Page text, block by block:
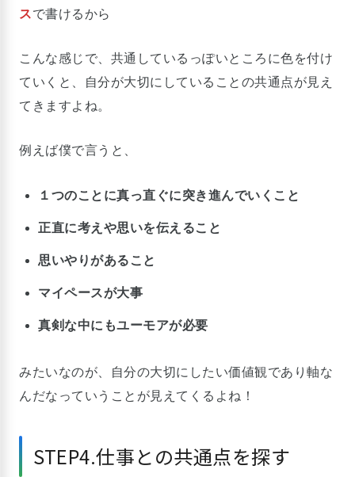
スで書けるから
こんな感じで、共通しているっぽいところに色を付け
ていくと、自分が大切にしていることの共通点が見え
てきますよね。
例えば僕で言うと、
１つのことに真っ直ぐに突き進んでいくこと
正直に考えや思いを伝えること
思いやりがあること
マイペースが大事
真剣な中にもユーモアが必要
みたいなのが、自分の大切にしたい価値観であり軸な
んだなっていうことが見えてくるよね！
STEP4.仕事との共通点を探す